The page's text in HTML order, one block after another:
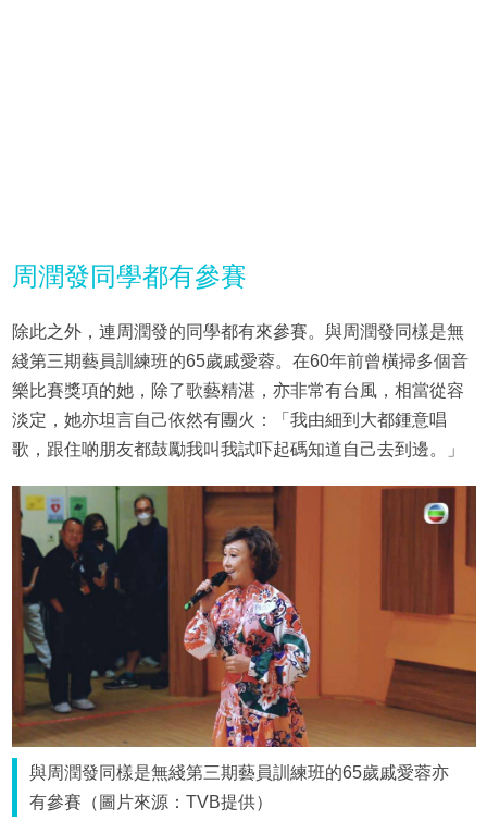
周潤發同學都有參賽
除此之外，連周潤發的同學都有來參賽。與周潤發同樣是無
綫第三期藝員訓練班的65歲戚愛蓉。在60年前曾橫掃多個音
樂比賽獎項的她，除了歌藝精湛，亦非常有台風，相當從容
淡定，她亦坦言自己依然有團火：「我由細到大都鍾意唱
歌，跟住啲朋友都鼓勵我叫我試吓起碼知道自己去到邊。」
與周潤發同樣是無綫第三期藝員訓練班的65歲戚愛蓉亦
有參賽（圖片來源：TVB提供）